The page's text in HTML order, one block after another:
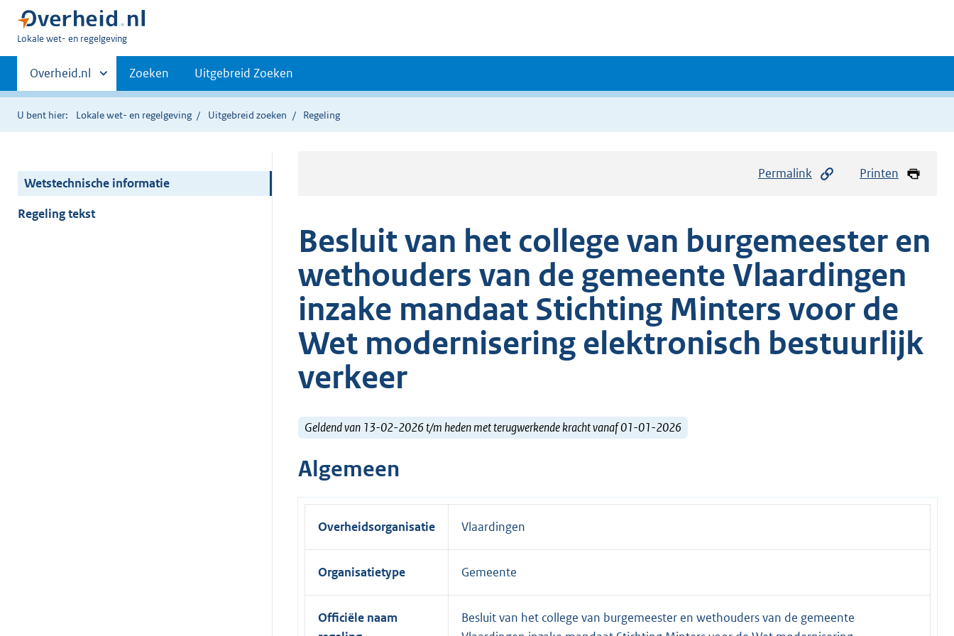
U
hier:
Lokale wet- en regelgeving
Primaire
navigatie
Andere
sites
binnen
Overheid.nl Zoeken Uitgebreid Zoeken
U bent hier: Lokale wet- en regelgeving Uitgebreid zoeken Regeling
Wetstechnische informatie
Regeling tekst
Permalink Printen
Besluit van het college van burgemeester en
wethouders van de gemeente Vlaardingen
inzake mandaat Stichting Minters voor de
Wet modernisering elektronisch bestuurlijk
verkeer
Geldend van 13-02-2026 t/m heden met terugwerkende kracht vanaf 01-01-2026
Algemeen
Overheidsorganisatie Vlaardingen
Organisatietype Gemeente
Officiële naam
Besluit van het college van burgemeester en wethouders van de gemeente